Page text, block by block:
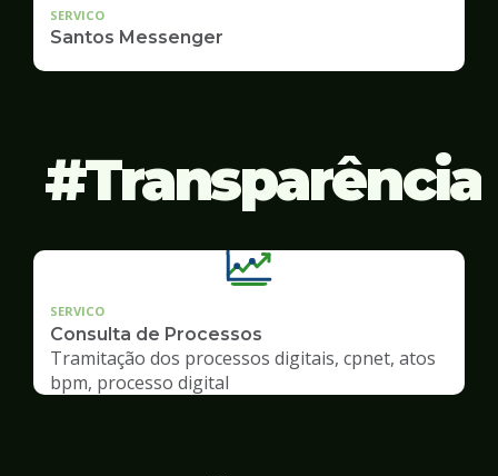
SERVICO
Santos Messenger
Transparência
SERVICO
Consulta de Processos
Tramitação dos processos digitais, cpnet, atos
bpm, processo digital